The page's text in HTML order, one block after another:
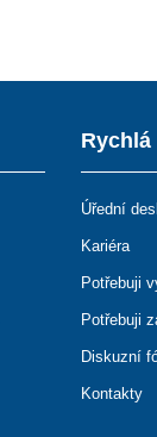
Rychlá
Úřední
Kariéra
Potřebuji
Potřebuji
Diskuzní
Kontakty